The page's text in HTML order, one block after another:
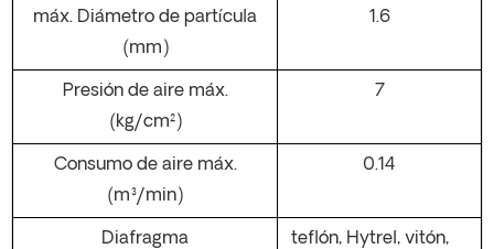
máx. Diámetro de partícula
(mm)
1.6
Presión de aire máx.
(kg/cm²)
7
Consumo de aire máx.
(m³/min)
0.14
Diafragma teflón, Hytrel, vitón,